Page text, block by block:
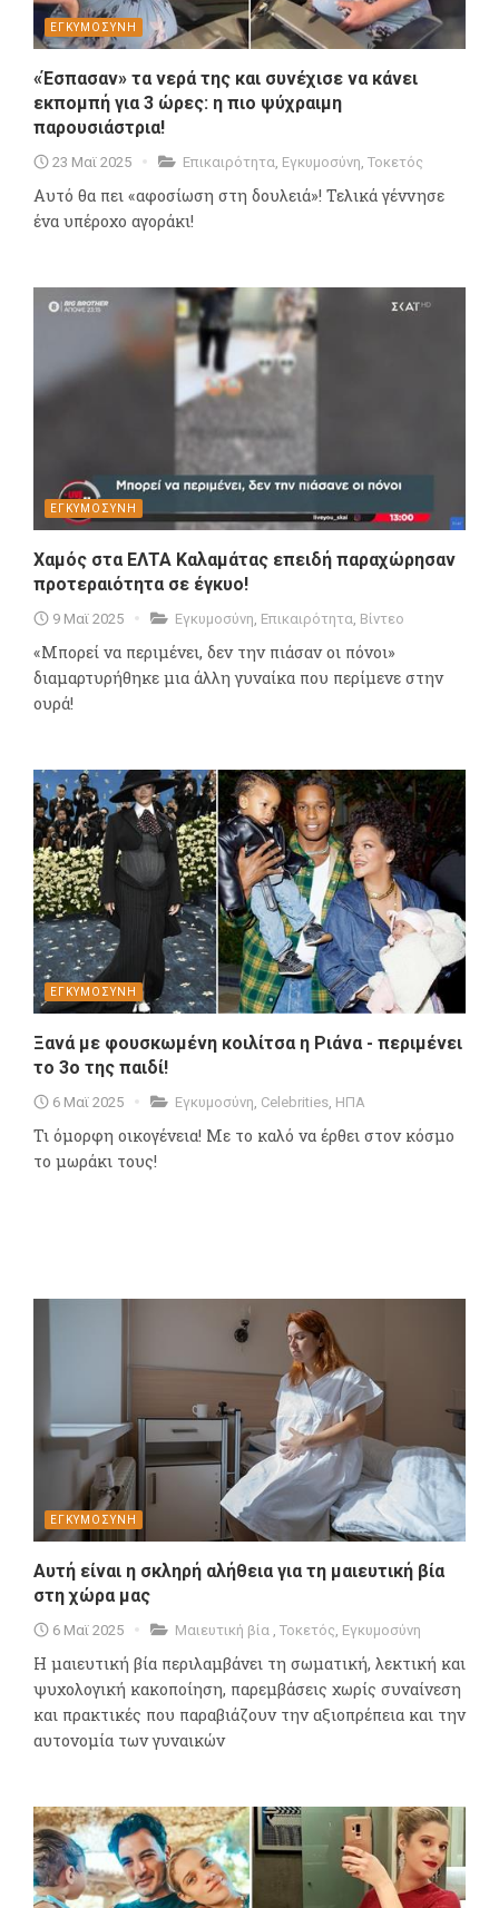
ΕΓΚΥΜΟΣΥΝΗ
«Έσπασαν» τα νερά της και συνέχισε να κάνει
εκπομπή για 3 ώρες: η πιο ψύχραιμη
παρουσιάστρια!
23 Μαϊ 2025 Επικαιρότητα, Εγκυμοσύνη, Τοκετός
Αυτό θα πει «αφοσίωση στη δουλειά»! Τελικά γέννησε
ένα υπέροχο αγοράκι!
ΕΓΚΥΜΟΣΥΝΗ
Χαμός στα ΕΛΤΑ Καλαμάτας επειδή παραχώρησαν
προτεραιότητα σε έγκυο!
9 Μαϊ 2025 Εγκυμοσύνη, Επικαιρότητα, Βίντεο
«Μπορεί να περιμένει, δεν την πιάσαν οι πόνοι»
διαμαρτυρήθηκε μια άλλη γυναίκα που περίμενε στην
ουρά!
ΕΓΚΥΜΟΣΥΝΗ
Ξανά με φουσκωμένη κοιλίτσα η Ριάνα - περιμένει
το 3ο της παιδί!
6 Μαϊ 2025 Εγκυμοσύνη Celebrities ΗΠΑ
Τι όμορφη οικογένεια! Με το καλό να έρθει στον κόσμο
το μωράκι τους!
ΕΓΚΥΜΟΣΥΝΗ
Αυτή είναι η σκληρή αλήθεια για τη μαιευτική βία
στη χώρα μας
6 Μαϊ 2025 Μαιευτική βία Τοκετός Εγκυμοσύνη
Η μαιευτική βία περιλαμβάνει τη σωματική, λεκτική και
ψυχολογική κακοποίηση, παρεμβάσεις χωρίς συναίνεση
και πρακτικές που παραβιάζουν την αξιοπρέπεια και την
αυτονομία των γυναικών